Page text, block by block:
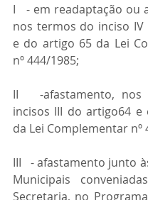
I   - em readaptação ou
nos termos do inciso
e do artigo 65 da Lei
nº 444/1985;
II   -afastamento, nos
incisos III do artigo64
da Lei Complementar nº
III   - afastamento junto
Municipais
Secretaria, no